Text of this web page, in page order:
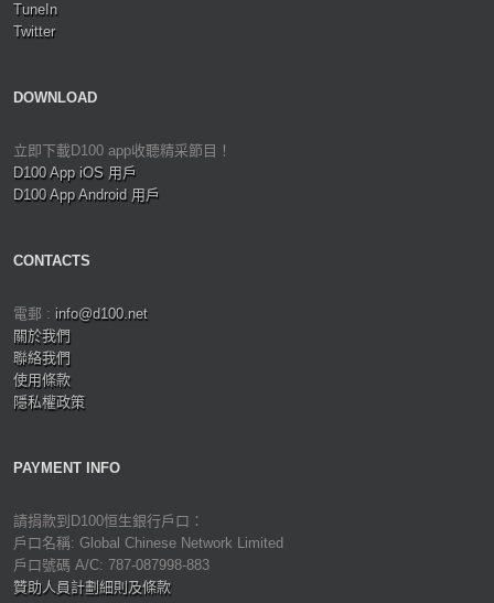
TuneIn
Twitter
DOWNLOAD
立即下載D100 app收聽精采節目！
D100 App iOS 用戶
D100 App Android 用戶
CONTACTS
電郵 : info@d100.net
關於我們
聯絡我們
使用條款
隱私權政策
PAYMENT INFO
請捐款到D100恒生銀行戶口：
戶口名稱: Global Chinese Network Limited
戶口號碼 A/C: 787-087998-883
贊助人員計劃細則及條款